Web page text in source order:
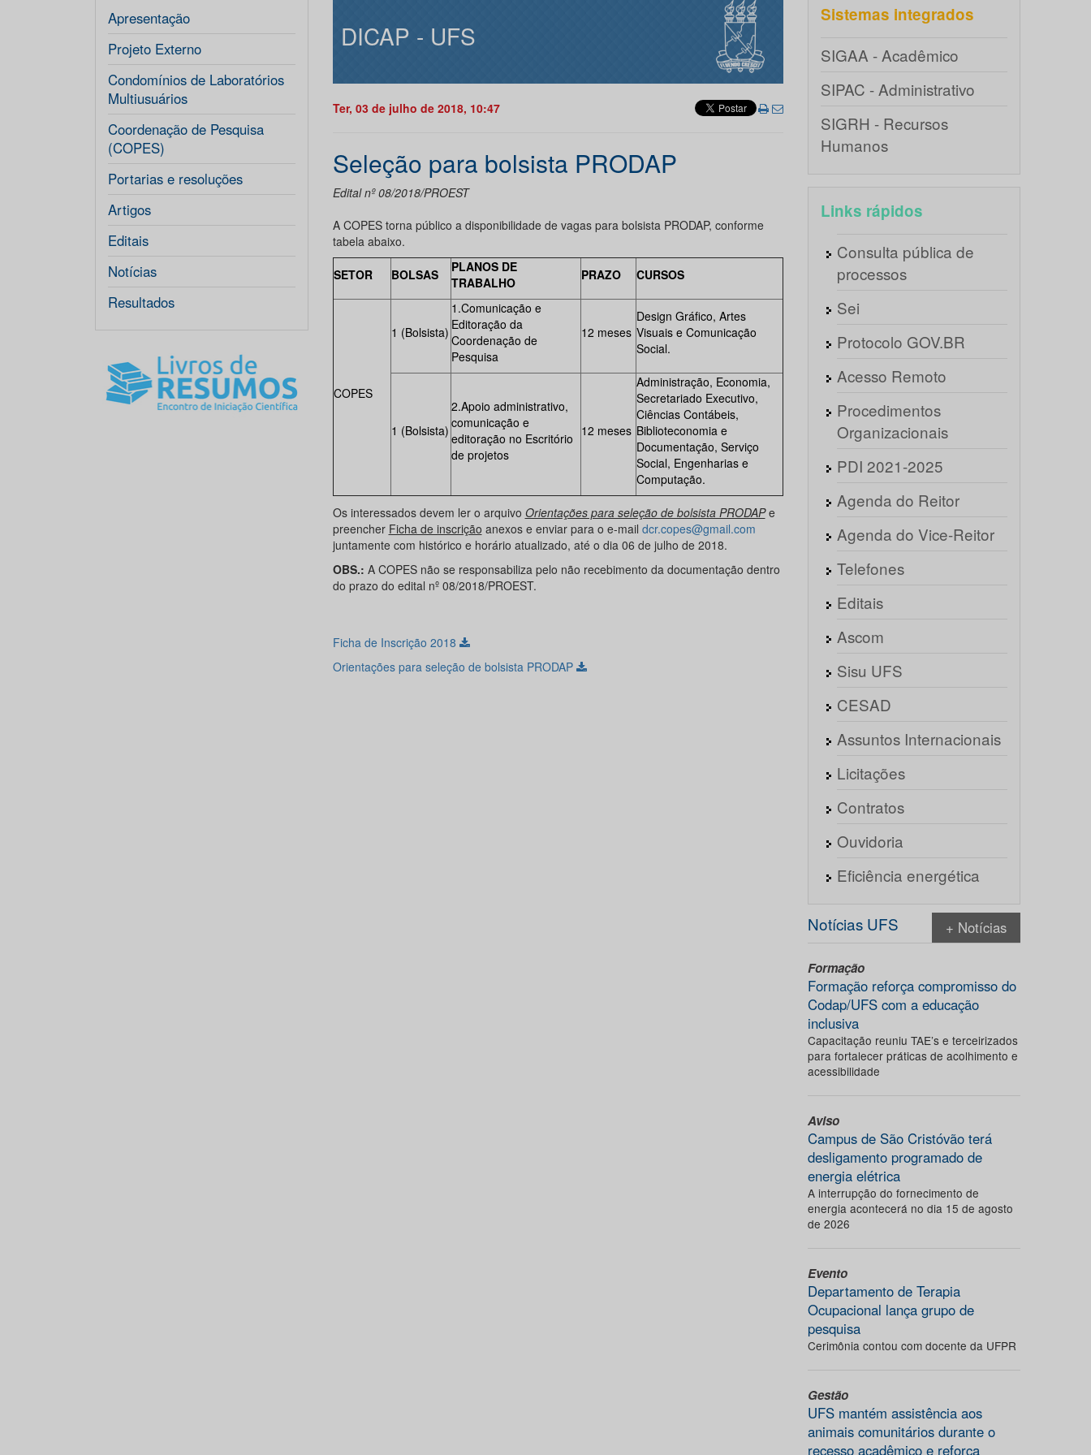
Apresentação
Projeto Externo
Condomínios de Laboratórios
Multiusuários
Coordenação de Pesquisa
(COPES)
Portarias e resoluções
Artigos
Editais
Notícias
Resultados
DICAP - UFS
Ter, 03 de julho de 2018, 10:47
Seleção para bolsista PRODAP
Edital nº 08/2018/PROEST
A COPES torna público a disponibilidade de vagas para bolsista PRODAP, conforme
tabela abaixo.
SETOR BOLSAS
PLANOS DE
TRABALHO
PRAZO CURSOS
COPES
1 (Bolsista)
1.Comunicação e
Editoração da
Coordenação de
Pesquisa
12 meses
Design Gráfico, Artes
Visuais e Comunicação
Social.
1 (Bolsista)
2.Apoio administrativo,
comunicação e
editoração no Escritório
de projetos
12 meses
Administração, Economia,
Secretariado Executivo,
Ciências Contábeis,
Biblioteconomia e
Documentação, Serviço
Social, Engenharias e
Computação.
Os interessados devem ler o arquivo Orientações para seleção de bolsista PRODAPe
preencher Ficha de inscrição anexos e enviar para o e-mail dcr.copes@gmail.com
juntamente com histórico e horário atualizado, até o dia 06 de julho de 2018.
OBS.: A COPES não se responsabiliza pelo não recebimento da documentação dentro
do prazo do edital nº 08/2018/PROEST.
Ficha de Inscrição 2018
Orientações para seleção de bolsista PRODAP
Sistemas integrados
SIGAA - Acadêmico
SIPAC - Administrativo
SIGRH - Recursos
Humanos
Links rápidos
Consulta pública de
processos
Sei
Protocolo GOV.BR
Acesso Remoto
Procedimentos
Organizacionais
PDI 2021-2025
Agenda do Reitor
Agenda do Vice-Reitor
Telefones
Editais
Ascom
Sisu UFS
CESAD
Assuntos Internacionais
Licitações
Contratos
Ouvidoria
Eficiência energética
Notícias UFS + Notícias
Formação
Formação reforça compromisso do
Codap/UFS com a educação
inclusiva
Capacitação reuniu TAE’s e terceirizados
para fortalecer práticas de acolhimento e
acessibilidade
Aviso
Campus de São Cristóvão terá
desligamento programado de
energia elétrica
A interrupção do fornecimento de
energia acontecerá no dia 15 de agosto
de 2026
Evento
Departamento de Terapia
Ocupacional lança grupo de
pesquisa
Cerimônia contou com docente da UFPR
Gestão
UFS mantém assistência aos
animais comunitários durante o
recesso acadêmico e reforça